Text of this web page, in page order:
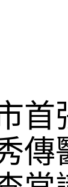
首
傳